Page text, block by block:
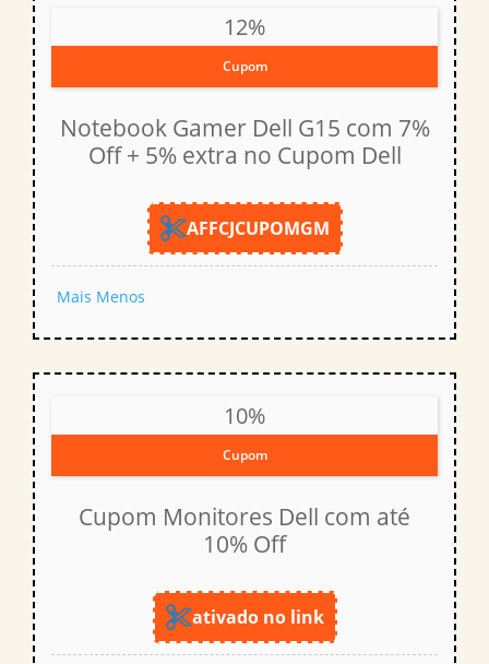
12%
Cupom
Notebook Gamer Dell G15 com 7%
Off + 5% extra no Cupom Dell
AFFCJCUPOMGM
Mais Menos
10%
Cupom
Cupom Monitores Dell com até
10% Off
ativado no link